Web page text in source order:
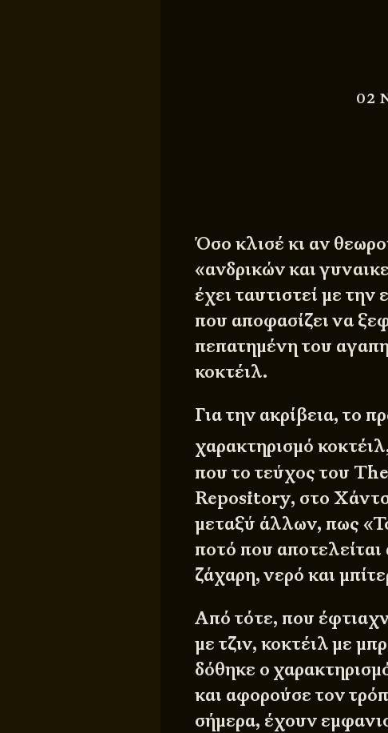
02
Όσο κλισέ κι αν
«ανδρικών και
έχει ταυτιστεί με
που αποφασίζει να
πεπατημένη του
κοκτέιλ.
Για την ακρίβεια, το
χαρακτηρισμό
που το τεύχος του
Repository, στο
μεταξύ άλλων, πως
ποτό που
ζάχαρη, νερό και
Από τότε, που
με τζιν, κοκτέιλ με
δόθηκε ο
και αφορούσε τον
σήμερα, έχουν